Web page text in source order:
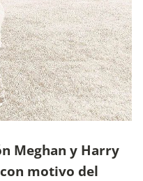
Meghan y Harry
motivo del